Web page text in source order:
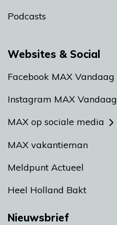
Podcasts
Websites & Social
Facebook MAX Vandaag
Instagram MAX Vandaag
MAX op sociale media
MAX vakantieman
Meldpunt Actueel
Heel Holland Bakt
Nieuwsbrief